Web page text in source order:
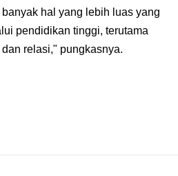
hal yang lebih luas yang
pendidikan tinggi, terutama
relasi," pungkasnya.